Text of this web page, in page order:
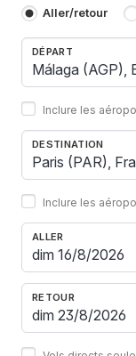
Aller/retour
DÉPART
Inclure les
DESTINATION
Inclure les
ALLER
RETOUR